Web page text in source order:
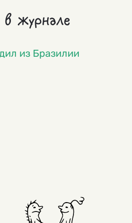
в журнале
из Бразилии